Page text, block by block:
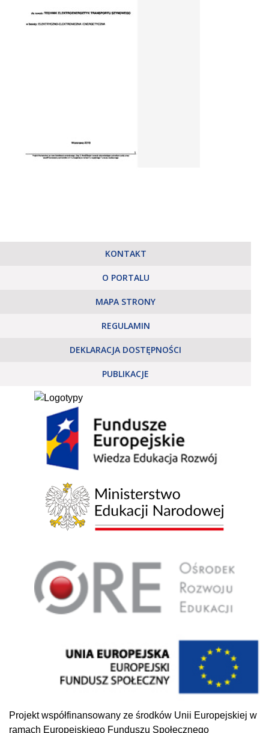
KONTAKT
O PORTALU
MAPA STRONY
REGULAMIN
DEKLARACJA DOSTĘPNOŚCI
PUBLIKACJE
Projekt współfinansowany ze środków Unii Europejskiej w
ramach Europejskiego Funduszu Społecznego